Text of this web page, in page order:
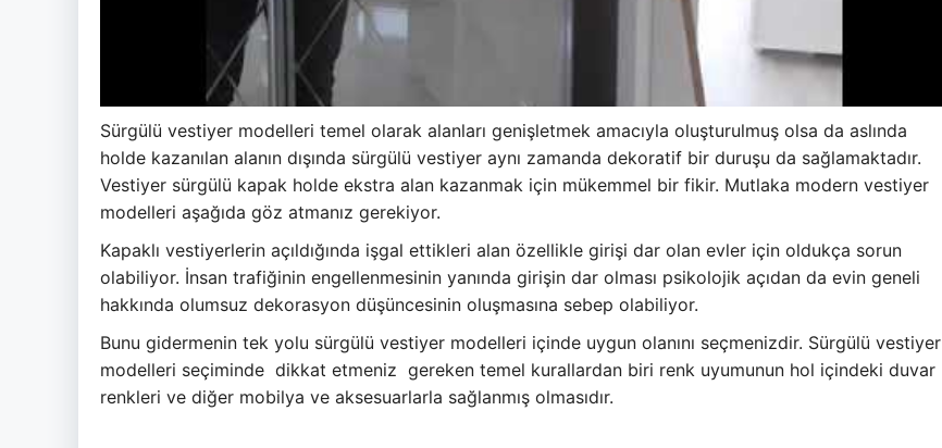
Sürgülü vestiyer modelleri temel olarak alanları genişletmek amacıyla oluşturulmuş olsa da aslında
holde kazanılan alanın dışında sürgülü vestiyer aynı zamanda dekoratif bir duruşu da sağlamaktadır.
Vestiyer sürgülü kapak holde ekstra alan kazanmak için mükemmel bir fikir. Mutlaka modern vestiyer
modelleri aşağıda göz atmanız gerekiyor.
Kapaklı vestiyerlerin açıldığında işgal ettikleri alan özellikle girişi dar olan evler için oldukça sorun
olabiliyor. İnsan trafiğinin engellenmesinin yanında girişin dar olması psikolojik açıdan da evin geneli
hakkında olumsuz dekorasyon düşüncesinin oluşmasına sebep olabiliyor.
Bunu gidermenin tek yolu sürgülü vestiyer modelleri içinde uygun olanını seçmenizdir. Sürgülü vestiyer
modelleri seçiminde dikkat etmeniz gereken temel kurallardan biri renk uyumunun hol içindeki duvar
renkleri ve diğer mobilya ve aksesuarlarla sağlanmış olmasıdır.